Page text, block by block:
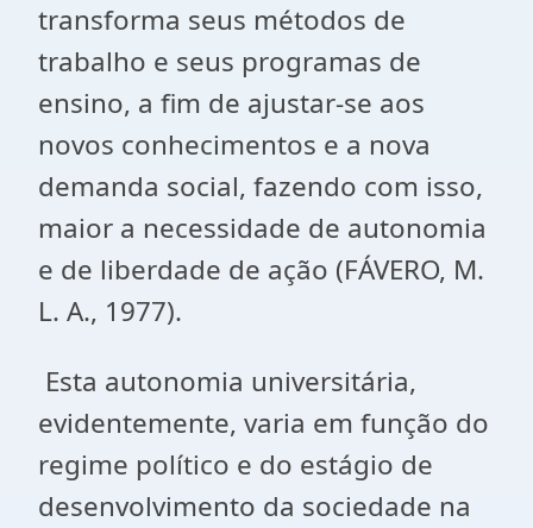
transforma seus métodos de
trabalho e seus programas de
ensino, a fim de ajustar-se aos
novos conhecimentos e a nova
demanda social, fazendo com isso,
maior a necessidade de autonomia
e de liberdade de ação (FÁVERO, M.
L. A., 1977).
Esta autonomia universitária,
evidentemente, varia em função do
regime político e do estágio de
desenvolvimento da sociedade na